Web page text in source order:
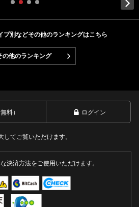
プ別などその他のランキングはこちら
の他のランキング
料） ログイン
てご覧いただけます。
決済方法をご使用いただけます。